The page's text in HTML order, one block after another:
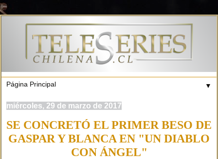
▼
miércoles, 29 de marzo de 2017
SE CONCRETÓ EL PRIMER BESO DE
GASPAR Y BLANCA EN "UN DIABLO
CON ÁNGEL"